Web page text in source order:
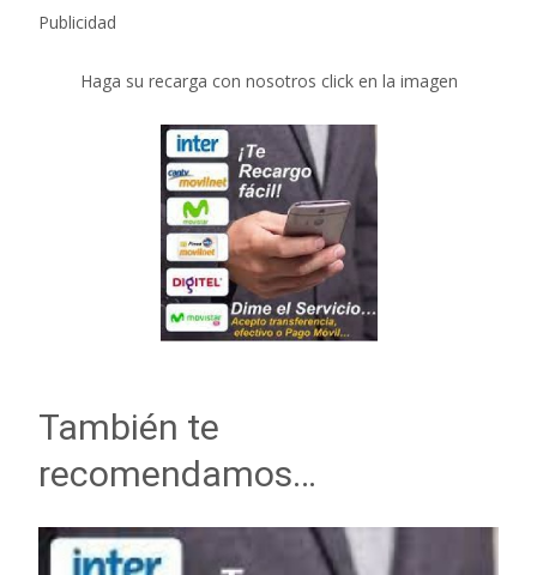
Publicidad
Haga su recarga con nosotros click en la imagen
También te
recomendamos…